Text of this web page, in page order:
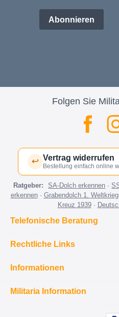
Abonnieren
Folgen Sie
↩ Vertrag widerrufen
Bestellung einfach online
Ratgeber: SA-Dolch erkennen ·
erkennen· Grabendolch 1. Weltkrieg
Kreuz 1939·
Telefonische Beratung
Rechtliche Links
Informationen
Militaria Information